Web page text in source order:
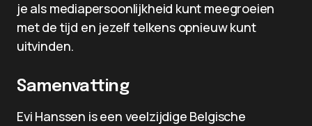
je als mediapersoonlijkheid kunt meegroeien
met de tijd en jezelf telkens opnieuw kunt
uitvinden.
Samenvatting
Evi Hanssen is een veelzijdige Belgische